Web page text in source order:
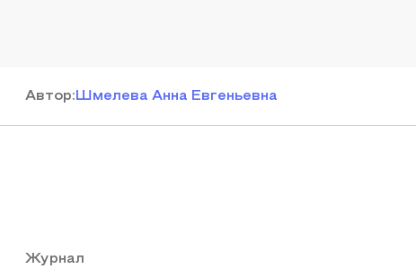
Автор: Шмелева Анна Евгеньевна
Журнал